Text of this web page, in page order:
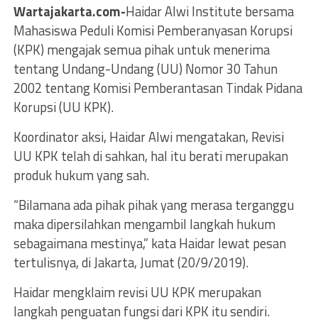
Wartajakarta.com-Haidar Alwi Institute bersama
Mahasiswa Peduli Komisi Pemberanyasan Korupsi
(KPK) mengajak semua pihak untuk menerima
tentang Undang-Undang (UU) Nomor 30 Tahun
2002 tentang Komisi Pemberantasan Tindak Pidana
Korupsi (UU KPK).
Koordinator aksi, Haidar Alwi mengatakan, Revisi
UU KPK telah di sahkan, hal itu berati merupakan
produk hukum yang sah.
“Bilamana ada pihak pihak yang merasa terganggu
maka dipersilahkan mengambil langkah hukum
sebagaimana mestinya,” kata Haidar lewat pesan
tertulisnya, di Jakarta, Jumat (20/9/2019).
Haidar mengklaim revisi UU KPK merupakan
langkah penguatan fungsi dari KPK itu sendiri.